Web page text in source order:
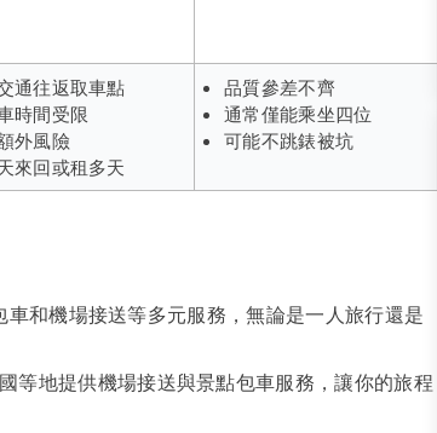
通往返取車點
時間受限
外風險
來回或租多天
品質參差不齊
通常僅能乘坐四位
可能不跳錶被坑
和機場接送等多元服務，無論是一人旅行還是
等地提供機場接送與景點包車服務，讓你的旅程